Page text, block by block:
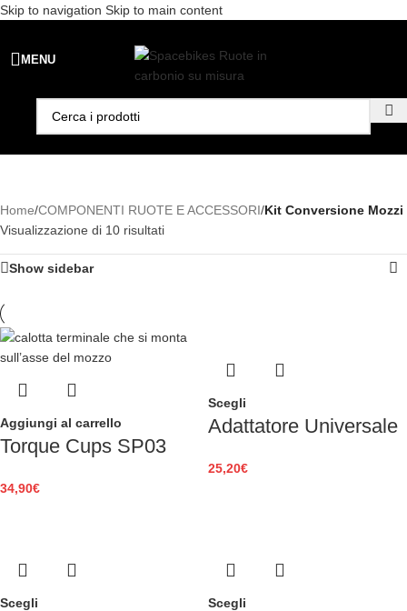
Skip to navigation Skip to main content
Spedizione gratuita per ordini superiori a €99 - 📣 Paga con PayPal in
3 rate senza interessi,
MENU
Home/COMPONENTI RUOTE E ACCESSORI/Kit Conversione Mozzi
Visualizzazione di 10 risultati
Show sidebar
Aggiungi al carrello
Torque Cups SP03
34,90€
Scegli
Adattatore Universale
25,20€
Scegli Scegli